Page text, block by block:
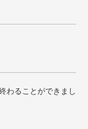
ることができまし